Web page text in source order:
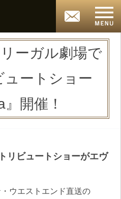
ーガル劇場で
ートショー
』開催！
リビュートショーがエヴ
・ウエストエンド直送の